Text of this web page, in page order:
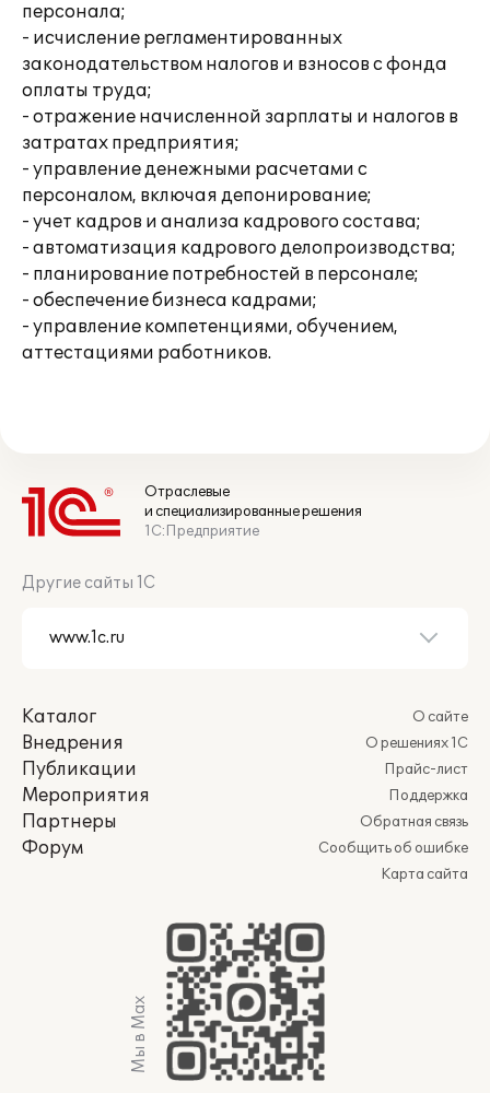
персонала;
- исчисление регламентированных
законодательством налогов и взносов с фонда
оплаты труда;
- отражение начисленной зарплаты и налогов в
затратах предприятия;
- управление денежными расчетами с
персоналом, включая депонирование;
- учет кадров и анализа кадрового состава;
- автоматизация кадрового делопроизводства;
- планирование потребностей в персонале;
- обеспечение бизнеса кадрами;
- управление компетенциями, обучением,
аттестациями работников.
Отраслевые
и специализированные решения
1С:Предприятие
Другие сайты 1С
Каталог
Внедрения
Публикации
Мероприятия
Партнеры
Форум
О сайте
О решениях 1С
Прайс-лист
Поддержка
Обратная связь
Сообщить об ошибке
Карта сайта
Мы в Max